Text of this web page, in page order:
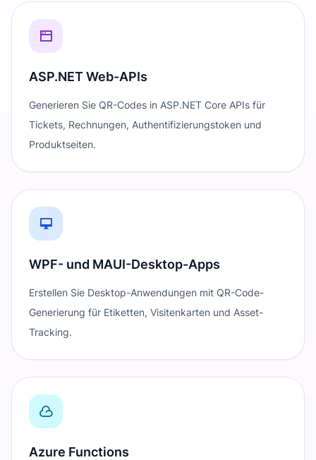
ASP.NET Web-APIs
Generieren Sie QR-Codes in ASP.NET Core APIs für
Tickets, Rechnungen, Authentifizierungstoken und
Produktseiten.
WPF- und MAUI-Desktop-Apps
Erstellen Sie Desktop-Anwendungen mit QR-Code-
Generierung für Etiketten, Visitenkarten und Asset-
Tracking.
Azure Functions